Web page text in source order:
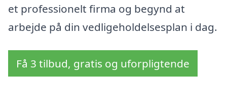
et professionelt firma og begynd at
arbejde på din vedligeholdelsesplan i dag.
Få 3 tilbud, gratis og uforpligtende